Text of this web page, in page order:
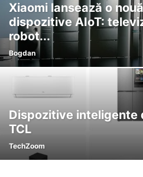
Xiaomi lansează o
dispozitive AIoT:
robot...
Bogdan
Dispozitive inteligente
TCL
TechZoom